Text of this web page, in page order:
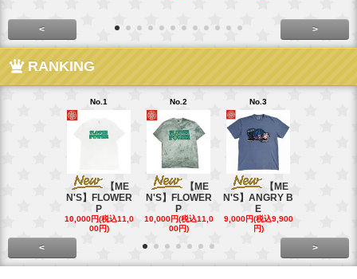
< >
RANKING
No.1
【ME
N'S】FLOWER
P
10,000円(税込11,0
00円)
No.2
【ME
N'S】FLOWER
P
10,000円(税込11,0
00円)
No.3
【ME
N'S】ANGRY B
E
9,000円(税込9,900
円)
< >